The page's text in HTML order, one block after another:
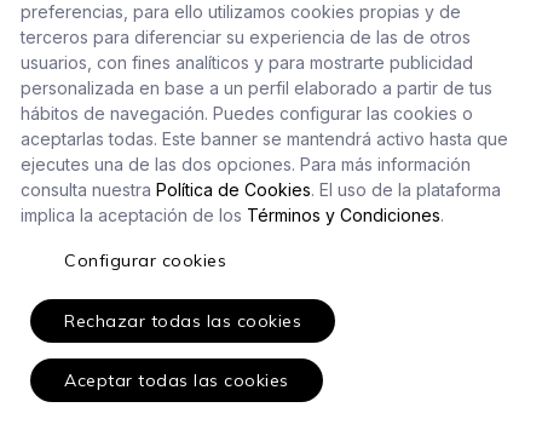
“No es cambiar el software, es una
transformación integral que llevará tu clínica al
Pruébalo sin compromiso
Solicitar una demo
preferencias, para ello utilizamos cookies propias y de
terceros para diferenciar su experiencia de las de otros
usuarios, con fines analíticos y para mostrarte publicidad
personalizada en base a un perfil elaborado a partir de tus
hábitos de navegación. Puedes configurar las cookies o
aceptarlas todas. Este banner se mantendrá activo hasta que
ejecutes una de las dos opciones. Para más información
consulta nuestra Política de Cookies. El uso de la plataforma
implica la aceptación de los Términos y Condiciones.
Configurar cookies
Rechazar todas las cookies
Aceptar todas las cookies